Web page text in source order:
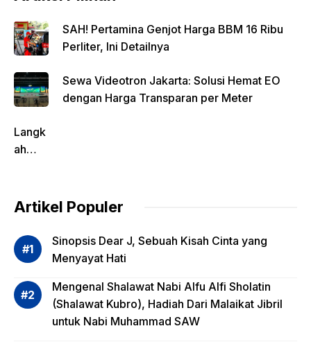
SAH! Pertamina Genjot Harga BBM 16 Ribu
Perliter, Ini Detailnya
Sewa Videotron Jakarta: Solusi Hemat EO
dengan Harga Transparan per Meter
Langk
ah
dalam
si
Risiko
asi
Reksa
Artikel Populer
Sinopsis Dear J, Sebuah Kisah Cinta yang
Menyayat Hati
Mengenal Shalawat Nabi Alfu Alfi Sholatin
(Shalawat Kubro), Hadiah Dari Malaikat Jibril
untuk Nabi Muhammad SAW